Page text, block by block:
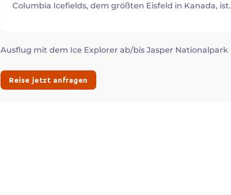
Columbia Icefields, dem größten Eisfeld in Kanada, ist.
Ausflug mit dem Ice Explorer ab/bis Jasper Nationalpark
Reise jetzt anfragen